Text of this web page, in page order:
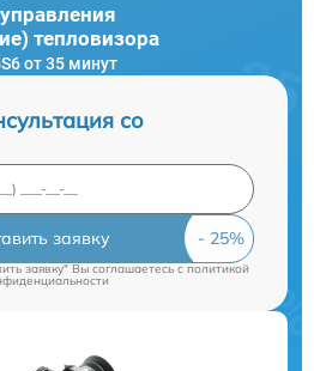
тепловизора
от 35 минут
со
заявку
заявку" Вы соглашаетесь cполитикой